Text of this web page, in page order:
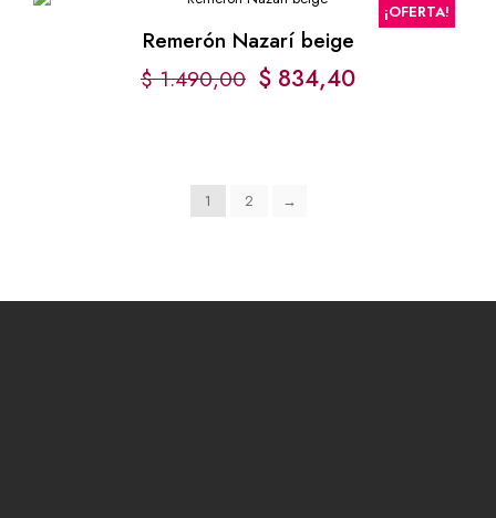
¡OFERTA!
Remerón Nazarí beige
$1.490,00 $ 834,40
1 2 →